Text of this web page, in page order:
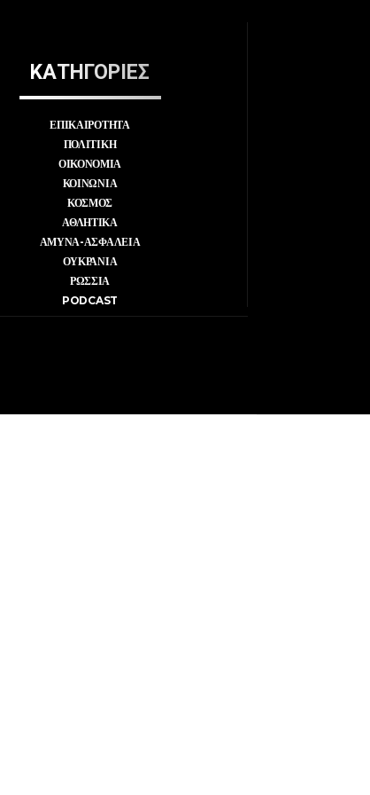
ΚΑΤΗΓΟΡΙΕΣ
ΕΠΙΚΑΙΡΟΤΗΤΑ
ΠΟΛΙΤΙΚΗ
ΟΙΚΟΝΟΜΙΑ
ΚΟΙΝΩΝΙΑ
ΚΟΣΜΟΣ
ΑΘΛΗΤΙΚΑ
ΑΜΥΝΑ-ΑΣΦΑΛΕΙΑ
ΟΥΚΡΑΝΙΑ
ΡΩΣΣΙΑ
PODCAST